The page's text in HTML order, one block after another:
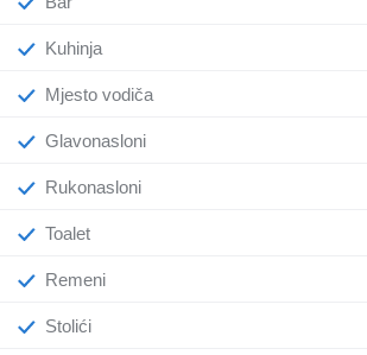
Kuhinja
Mjesto vodiča
Glavonasloni
Rukonasloni
Toalet
Remeni
Stolići